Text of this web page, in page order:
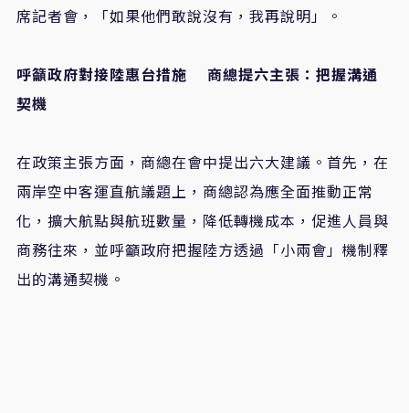
席記者會，「如果他們敢說沒有，我再說明」。
呼籲政府對接陸惠台措施 商總提六主張：把握溝通
契機
在政策主張方面，商總在會中提出六大建議。首先，在
兩岸空中客運直航議題上，商總認為應全面推動正常
化，擴大航點與航班數量，降低轉機成本，促進人員與
商務往來，並呼籲政府把握陸方透過「小兩會」機制釋
出的溝通契機。